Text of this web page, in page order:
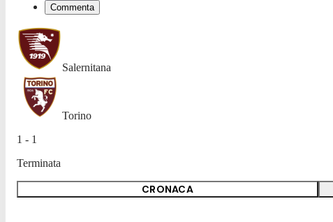
Commenta
Salernitana
Torino
1 - 1
Terminata
CRONACA